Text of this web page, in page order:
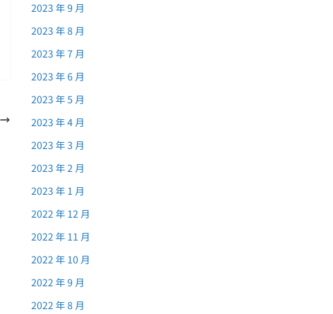
2023 年 9 月
2023 年 8 月
2023 年 7 月
2023 年 6 月
2023 年 5 月
2023 年 4 月
2023 年 3 月
2023 年 2 月
2023 年 1 月
2022 年 12 月
2022 年 11 月
2022 年 10 月
2022 年 9 月
2022 年 8 月